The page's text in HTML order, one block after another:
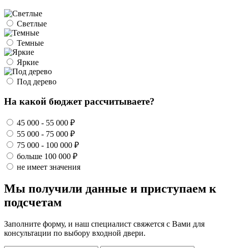
Светлые
Темные
Яркие
Под дерево
На какой бюджет рассчитываете?
45 000 - 55 000 ₽
55 000 - 75 000 ₽
75 000 - 100 000 ₽
больше 100 000 ₽
не имеет значения
Мы получили данные и приступаем к
подсчетам
Заполните форму, и наш специалист свяжется с Вами для
консультации по выбору входной двери.